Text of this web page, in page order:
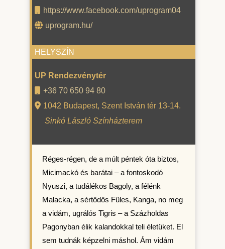
https://www.facebook.com/uprogram04
uprogram.hu/
HELYSZÍN
UP Rendezvénytér
+36 70 650 94 80
1042 Budapest, Szent István tér 13-14.
Sinkó László Színházterem
Réges-régen, de a múlt péntek óta biztos,
Micimackó és barátai – a fontoskodó
Nyuszi, a tudálékos Bagoly, a félénk
Malacka, a sértődős Füles, Kanga, no meg
a vidám, ugrálós Tigris – a Százholdas
Pagonyban élik kalandokkal teli életüket. El
sem tudnák képzelni máshol. Ám vidám